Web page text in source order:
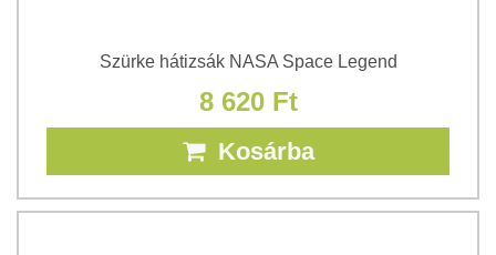
Szürke hátizsák NASA Space Legend
8 620 Ft
Kosárba